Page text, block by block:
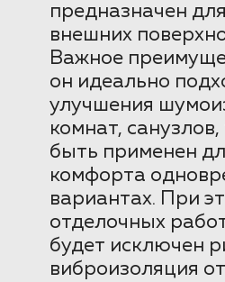
предназначен
внешних
Важное
он идеально
улучшения
комнат,
быть применен
комфорта
вариантах. При
отделочных
будет исключен
виброизоляция